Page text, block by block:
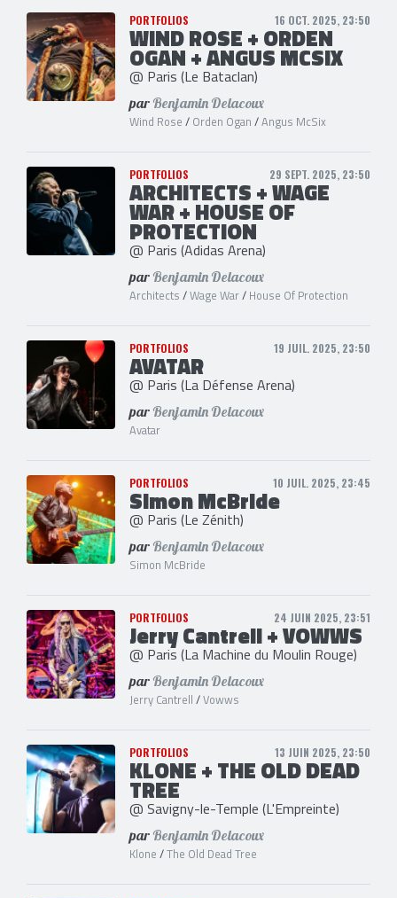
PORTFOLIOS 16 OCT. 2025, 23:50
WIND ROSE + ORDEN
OGAN + ANGUS MCSIX
@ Paris (Le Bataclan)
par Benjamin Delacoux
Wind Rose / Orden Ogan /Angus McSix
PORTFOLIOS 29 SEPT. 2025, 23:50
ARCHITECTS + WAGE
WAR + HOUSE OF
PROTECTION
@ Paris (Adidas Arena)
par Benjamin Delacoux
Architects /Wage War/ House Of Protection
PORTFOLIOS 19 JUIL. 2025, 23:50
AVATAR
@ Paris (La Défense Arena)
par Benjamin Delacoux
Avatar
PORTFOLIOS 10 JUIL. 2025, 23:45
Simon McBride
@ Paris (Le Zénith)
par Benjamin Delacoux
Simon McBride
PORTFOLIOS 24 JUIN 2025, 23:51
Jerry Cantrell + VOWWS
@ Paris (La Machine du Moulin Rouge)
par Benjamin Delacoux
Jerry Cantrell /Vowws
PORTFOLIOS 13 JUIN 2025, 23:50
KLONE + THE OLD DEAD
TREE
@ Savigny-le-Temple (L'Empreinte)
par Benjamin Delacoux
Klone /The Old Dead Tree